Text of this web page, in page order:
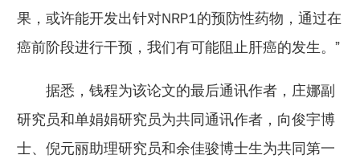
果，或许能开发出针对NRP1的预防性药物，通过在
癌前阶段进行干预，我们有可能阻止肝癌的发生。”
据悉，钱程为该论文的最后通讯作者，庄娜副
研究员和单娟娟研究员为共同通讯作者，向俊宇博
士、倪元丽助理研究员和余佳骏博士生为共同第一